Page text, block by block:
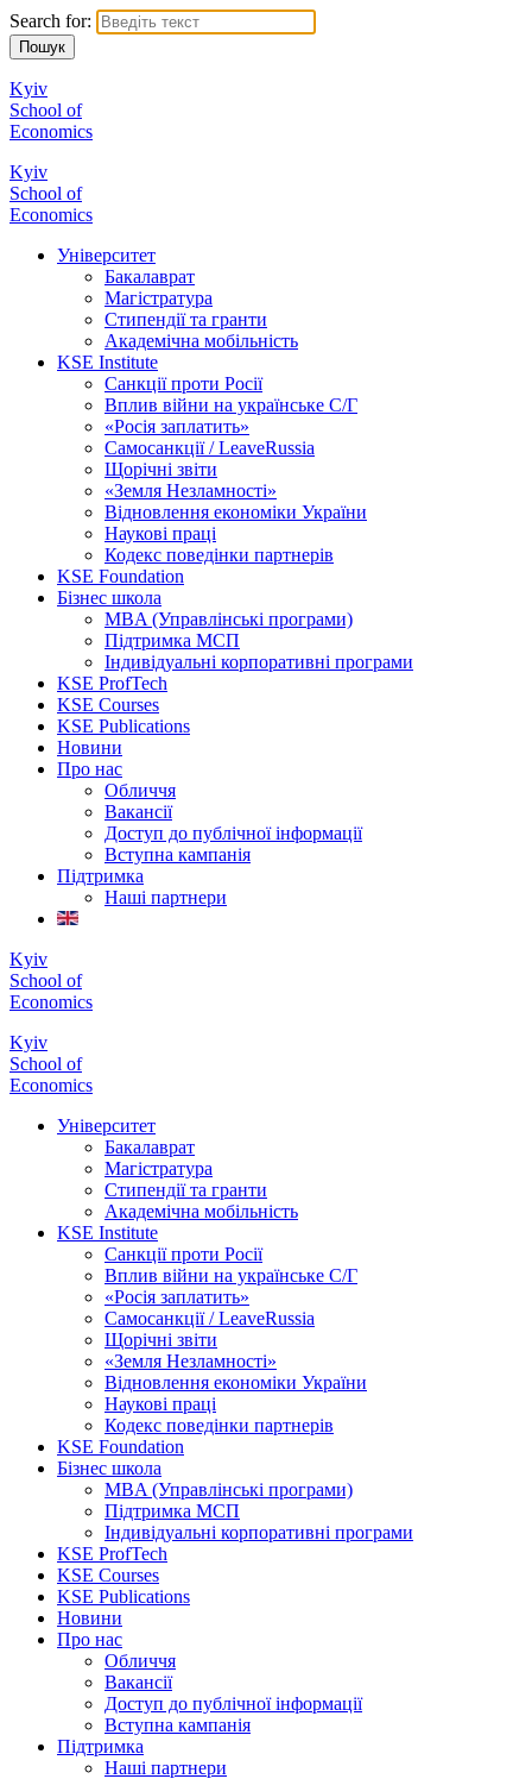
Search for:
Kyiv
School of
Economics
Kyiv
School of
Economics
Університет
Бакалаврат
Магістратура
Стипендії та гранти
Академічна мобільність
KSE Institute
Санкції проти Росії
Вплив війни на українське С/Г
«Росія заплатить»
Самосанкції / LeaveRussia
Щорічні звіти
«Земля Незламності»
Відновлення економіки України
Наукові праці
Кодекс поведінки партнерів
KSE Foundation
Бізнес школа
MBA (Управлінські програми)
Підтримка МСП
Індивідуальні корпоративні програми
KSE ProfTech
KSE Courses
KSE Publications
Новини
Про нас
Обличчя
Вакансії
Доступ до публічної інформації
Вступна кампанія
Підтримка
Наші партнери
Kyiv
School of
Economics
Kyiv
School of
Economics
Університет
Бакалаврат
Магістратура
Стипендії та гранти
Академічна мобільність
KSE Institute
Санкції проти Росії
Вплив війни на українське С/Г
«Росія заплатить»
Самосанкції / LeaveRussia
Щорічні звіти
«Земля Незламності»
Відновлення економіки України
Наукові праці
Кодекс поведінки партнерів
KSE Foundation
Бізнес школа
MBA (Управлінські програми)
Підтримка МСП
Індивідуальні корпоративні програми
KSE ProfTech
KSE Courses
KSE Publications
Новини
Про нас
Обличчя
Вакансії
Доступ до публічної інформації
Вступна кампанія
Підтримка
Наші партнери